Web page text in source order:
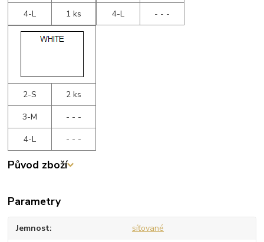
4-L
1 ks
4-L
- - -
2-S
2 ks
3-M
- - -
4-L
- - -
Původ zboží
Parametry
Jemnost síťované